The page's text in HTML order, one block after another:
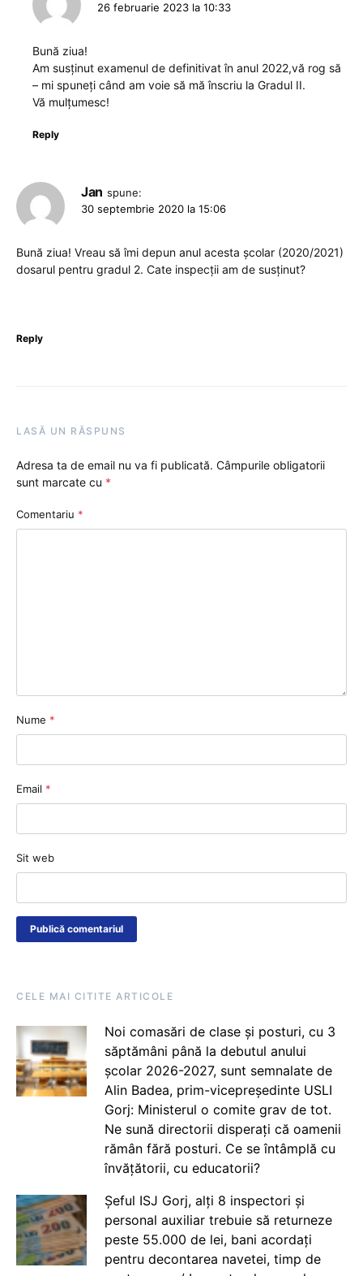
26 februarie 2023 la 10:33
Bună ziua!
Am susținut examenul de definitivat în anul 2022,vă rog să
– mi spuneți când am voie să mă înscriu la Gradul II.
Vă mulțumesc!
Reply
Jan spune:
30 septembrie 2020 la 15:06
Bună ziua! Vreau să îmi depun anul acesta școlar (2020/2021)
dosarul pentru gradul 2. Cate inspecții am de susținut?
Reply
LASĂ UN RĂSPUNS
Adresa ta de email nu va fi publicată. Câmpurile obligatorii
sunt marcate cu *
Comentariu *
Nume *
Email *
Sit web
CELE MAI CITITE ARTICOLE
Noi comasări de clase și posturi, cu 3
săptămâni până la debutul anului
școlar 2026-2027, sunt semnalate de
Alin Badea, prim-vicepreședinte USLI
Gorj: Ministerul o comite grav de tot.
Ne sună directorii disperați că oamenii
rămân fără posturi. Ce se întâmplă cu
învățătorii, cu educatorii?
Șeful ISJ Gorj, alți 8 inspectori și
personal auxiliar trebuie să returneze
peste 55.000 de lei, bani acordați
pentru decontarea navetei, timp de